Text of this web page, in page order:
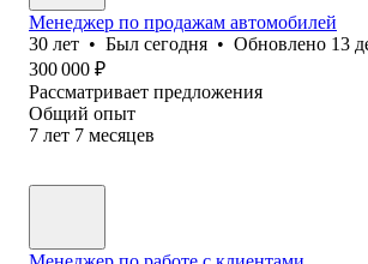
Менеджер по продажам автомобилей
30 лет • Был сегодня • Обновлено 13
300 000 ₽
Рассматривает предложения
Общий опыт
7 лет 7 месяцев